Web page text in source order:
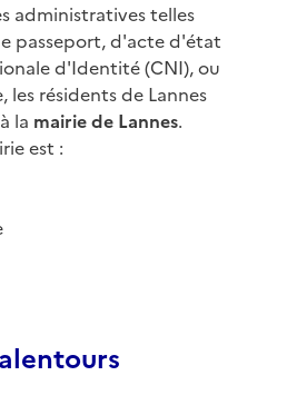
administratives telles
passeport, d'acte d'état
d'Identité (CNI), ou
résidents de Lannes
la mairie de Lannes.
est :